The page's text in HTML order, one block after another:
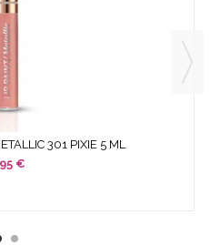
301 PIXIE 5 ML
€